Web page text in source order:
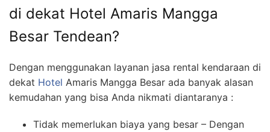
di dekat Hotel Amaris Mangga
Besar Tendean?
Dengan menggunakan layanan jasa rental kendaraan di
dekat Hotel Amaris Mangga Besar ada banyak alasan
kemudahan yang bisa Anda nikmati diantaranya :
Tidak memerlukan biaya yang besar – Dengan